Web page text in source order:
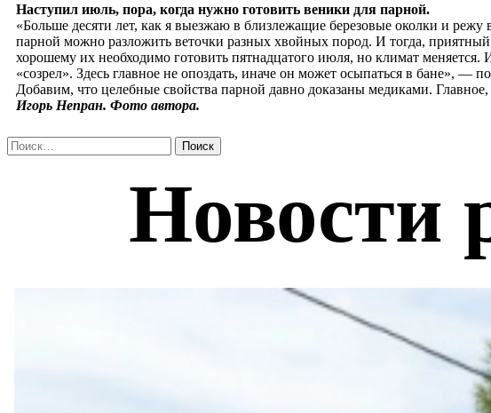
Наступил июль, пора, когда нужно готовить веники для парной.
«Больше десяти лет, как я выезжаю в близлежащие березовые околки и
парной можно разложить веточки разных хвойных пород. И тогда,
хорошему их необходимо готовить пятнадцатого июля, но климат
«созрел». Здесь главное не опоздать, иначе он может осыпаться в бане», —
Добавим, что целебные свойства парной давно доказаны медиками.
Игорь Непран. Фото автора.
Найти: